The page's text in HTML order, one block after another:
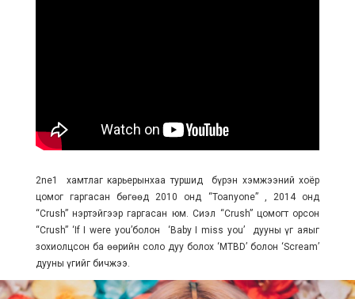
2ne1 хамтлаг карьерынхаа туршид бүрэн хэмжээний хоёр
цомог гаргасан бөгөөд 2010 онд “Toanyone” , 2014 онд
“Crush” нэртэйгээр гаргасан юм. Сиэл “Crush” цомогт орсон
“Crush” ‘If I were you’болон ‘Baby I miss you’ дууны үг аяыг
зохиолцсон ба өөрийн соло дуу болох ‘MTBD’ болон ‘Scream’
дууны үгийг бичжээ.